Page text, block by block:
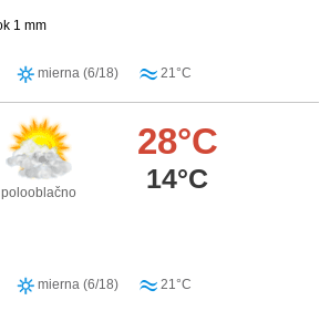
1 mm
mierna (6/18) 21°C
polooblačno
28°C
14°C
mierna (6/18) 21°C